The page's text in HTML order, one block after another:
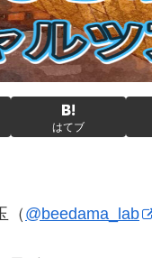
はてブ
（ @beedama_lab